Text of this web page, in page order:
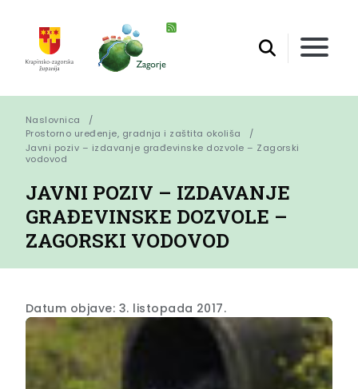
Naslovnica
Prostorno uređenje, gradnja i zaštita okoliša
Javni poziv – izdavanje građevinske dozvole – Zagorski
vodovod
JAVNI POZIV – IZDAVANJE
GRAĐEVINSKE DOZVOLE –
ZAGORSKI VODOVOD
Datum objave: 3. listopada 2017.